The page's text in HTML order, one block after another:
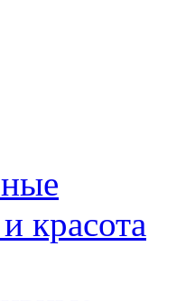
красота